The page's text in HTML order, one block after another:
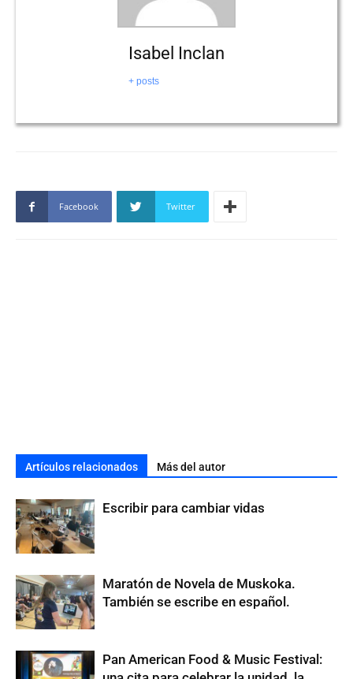
Isabel Inclan
+ posts
Facebook Twitter
Artículos relacionados Más del autor
Escribir para cambiar vidas
Maratón de Novela de Muskoka.
También se escribe en español.
Pan American Food & Music Festival: